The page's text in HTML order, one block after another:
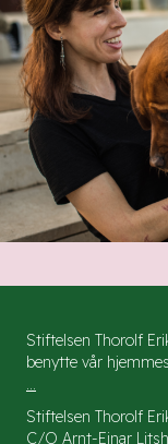
Stiftelsen Thorolf
benytte vår
Stiftelsen Thorolf
C/O Arnt-Einar